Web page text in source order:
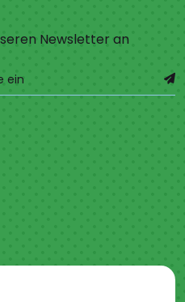
Newsletter an